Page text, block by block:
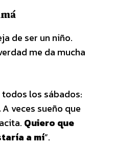
de ser un niño.
me da mucha
los sábados:
A veces sueño que
Quiero que
a mí”.